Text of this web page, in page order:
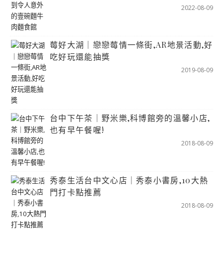
2022-08-09
莓好大湖｜戀戀莓情一條街,AR地景活動,好
吃好玩還能抽獎
2019-08-09
台中下午茶｜野米樂,科博館旁的溫馨小店,
也有早午餐喔!
2018-08-09
秀泰生活台中文心店｜秀泰小書房,10大熱
門打卡點推薦
2018-08-09